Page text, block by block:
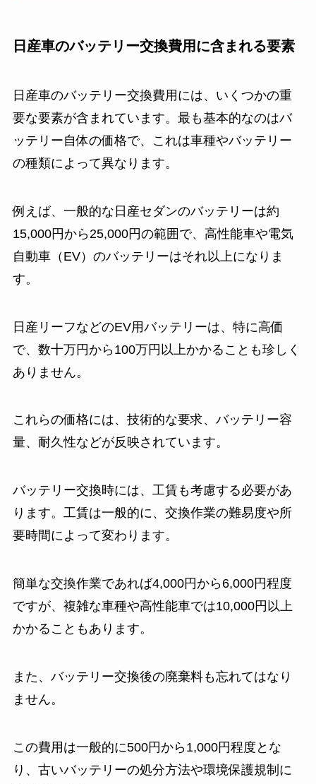
日産車のバッテリー交換費用に含まれる要素
日産車のバッテリー交換費用には、いくつかの重
要な要素が含まれています。最も基本的なのはバ
ッテリー自体の価格で、これは車種やバッテリー
の種類によって異なります。
例えば、一般的な日産セダンのバッテリーは約
15,000円から25,000円の範囲で、高性能車や電気
自動車（EV）のバッテリーはそれ以上になりま
す。
日産リーフなどのEV用バッテリーは、特に高価
で、数十万円から100万円以上かかることも珍しく
ありません。
これらの価格には、技術的な要求、バッテリー容
量、耐久性などが反映されています。
バッテリー交換時には、工賃も考慮する必要があ
ります。工賃は一般的に、交換作業の難易度や所
要時間によって変わります。
簡単な交換作業であれば4,000円から6,000円程度
ですが、複雑な車種や高性能車では10,000円以上
かかることもあります。
また、バッテリー交換後の廃棄料も忘れてはなり
ません。
この費用は一般的に500円から1,000円程度とな
り、古いバッテリーの処分方法や環境保護規制に